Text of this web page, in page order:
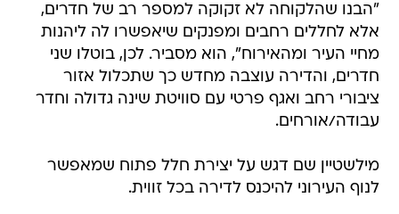
"הבנו שהלקוחה לא זקוקה למספר רב של חדרים,
אלא לחללים רחבים ומפנקים שיאפשרו לה ליהנות
מחיי העיר ומהאירוח", הוא מסביר. לכן, בוטלו שני
חדרים, והדירה עוצבה מחדש כך שתכלול אזור
ציבורי רחב ואגף פרטי עם סוויטת שינה גדולה וחדר
עבודה/אורחים.
מילשטיין שם דגש על יצירת חלל פתוח שמאפשר
לנוף העירוני להיכנס לדירה בכל זווית.